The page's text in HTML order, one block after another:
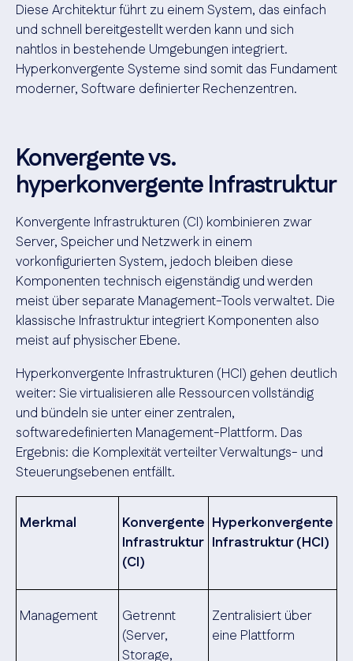
Diese Architektur führt zu einem System, das einfach
und schnell bereitgestellt werden kann und sich
nahtlos in bestehende Umgebungen integriert.
Hyperkonvergente Systeme sind somit das Fundament
moderner, Software definierter Rechenzentren.
Konvergente vs.
hyperkonvergente Infrastruktur
Konvergente Infrastrukturen (CI) kombinieren zwar
Server, Speicher und Netzwerk in einem
vorkonfigurierten System, jedoch bleiben diese
Komponenten technisch eigenständig und werden
meist über separate Management-Tools verwaltet. Die
klassische Infrastruktur integriert Komponenten also
meist auf physischer Ebene.
Hyperkonvergente Infrastrukturen (HCI) gehen deutlich
weiter: Sie virtualisieren alle Ressourcen vollständig
und bündeln sie unter einer zentralen,
softwaredefinierten Management-Plattform. Das
Ergebnis: die Komplexität verteilter Verwaltungs- und
Steuerungsebenen entfällt.
Merkmal
Konvergente
Infrastruktur
(CI)
Hyperkonvergente
Infrastruktur (HCI)
Management
Getrennt
(Server,
Storage,
Zentralisiert über
eine Plattform